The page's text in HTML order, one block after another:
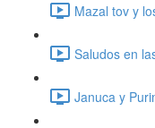
Mazal tov y
Saludos en
Januca y